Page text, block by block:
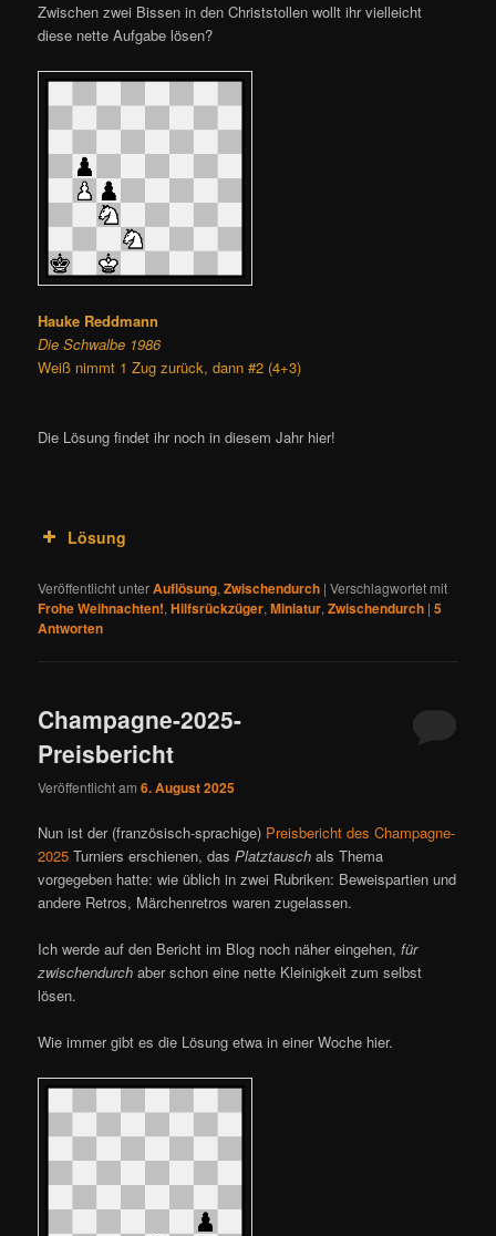
Zwischen zwei Bissen in den Christstollen wollt ihr vielleicht
diese nette Aufgabe lösen?
Hauke Reddmann
Die Schwalbe 1986
Weiß nimmt 1 Zug zurück, dann #2 (4+3)
Die Lösung findet ihr noch in diesem Jahr hier!
Lösung
Veröffentlicht unterAuflösung,Zwischendurch |Verschlagwortet mit
Frohe Weihnachten!,Hilfsrückzüger,Miniatur,Zwischendurch |5
Antworten
Champagne-2025-
Preisbericht
Veröffentlicht am6. August 2025
Nun ist der (französisch-sprachige) Preisbericht des Champagne-
2025 Turniers erschienen, dasPlatztausch als Thema
vorgegeben hatte: wie üblich in zwei Rubriken: Beweispartien und
andere Retros, Märchenretros waren zugelassen.
Ich werde auf den Bericht im Blog noch näher eingehen,für
zwischendurch aber schon eine nette Kleinigkeit zum selbst
lösen.
Wie immer gibt es die Lösung etwa in einer Woche hier.